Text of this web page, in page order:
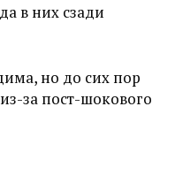
в них сзади
но до сих пор
за пост-шокового